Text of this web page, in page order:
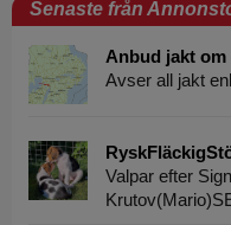
Senaste från
Anbud jakt om
Avser all jakt
Valpar efter